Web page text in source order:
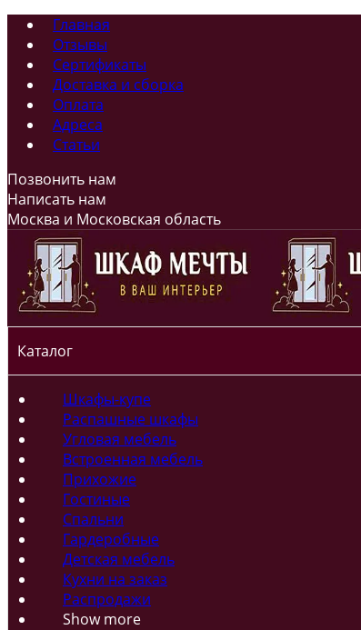
Главная
Отзывы
Сертификаты
Доставка и сборка
Оплата
Адреса
Статьи
Позвонить нам
Написать нам
Москва и Московская область
Каталог
Шкафы-купе
Распашные шкафы
Угловая мебель
Встроенная мебель
Прихожие
Гостиные
Спальни
Гардеробные
Детская мебель
Кухни на заказ
Распродажи
Show more